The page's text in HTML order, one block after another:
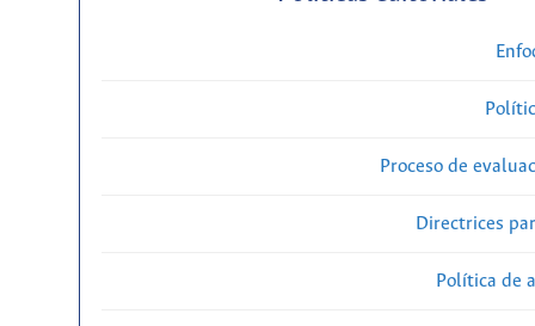
Proceso de
Directrices
Política de